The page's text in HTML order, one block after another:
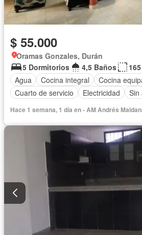
$ 55.000
Oramas Gonzales, Durán
5 Dormitorios
4,5 Baños
Agua
Cocina integral
Cocina
Cuarto de servicio
Electricidad Sin
Hace 1 semana, 1 día en - AM Andrés